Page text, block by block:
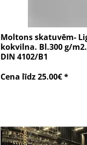
Moltons skatuvēm-
kokvilna. Bl.300 g/
DIN 4102/B1
Cena līdz 25.00€ *